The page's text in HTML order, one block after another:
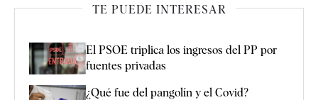
TE PUEDE INTERESAR
El PSOE triplica los ingresos del PP por
fuentes privadas
¿Qué fue del pangolín y el Covid?